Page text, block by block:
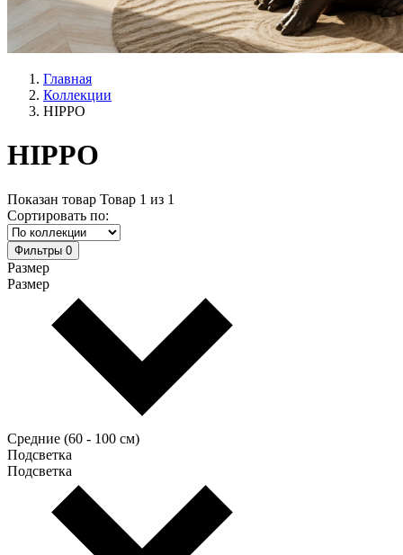
Главная
Коллекции
HIPPO
HIPPO
Показан товар Товар 1 из 1
Сортировать по:
Фильтры 0
Размер
Размер
Средние (60 - 100 см)
Подсветка
Подсветка